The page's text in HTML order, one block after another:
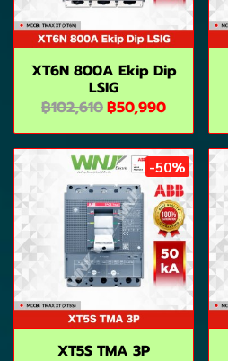
XT6N 800A Ekip Dip
LSIG
฿102,610฿50,990
-50%
XT5S TMA 3P